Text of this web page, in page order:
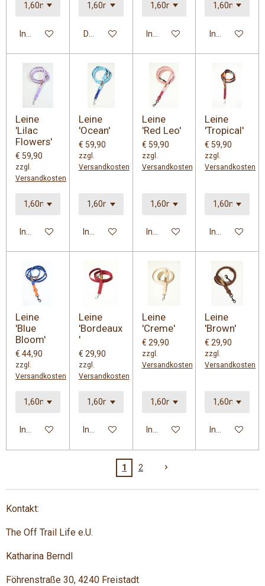
In den WarenkorbDetails anzeigen In den Warenkorb In den
Leine
'Lilac
Flowers'
€ 59,90
zzgl.
Versandkosten
In den Warenkorb
Leine
'Ocean'
€ 59,90
zzgl.
Versandkosten
In den Warenkorb
Leine
'Red Leo'
€ 59,90
zzgl.
Versandkosten
In den Warenkorb
Leine
'Tropical'
€ 59,90
zzgl.
Versandkosten
In den
Leine
'Blue
Bloom'
€ 44,90
zzgl.
Versandkosten
In den Warenkorb
Leine
'Bordeaux
'
€ 29,90
zzgl.
Versandkosten
In den Warenkorb
Leine
'Creme'
€ 29,90
zzgl.
Versandkosten
In den Warenkorb
Leine
'Brown'
€ 29,90
zzgl.
Versandkosten
In den
1 2
Kontakt:
The Off Trail Life e.U.
Katharina Berndl
Föhrenstraße 30, 4240 Freistadt